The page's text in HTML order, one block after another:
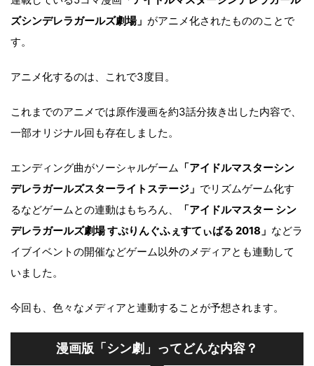
ズシンデレラガールズ劇場」 がアニメ化されたもののことで
す。
アニメ化するのは、これで3度目。
これまでのアニメでは原作漫画を約3話分抜き出した内容で、
一部オリジナル回も存在しました。
エンディング曲がソーシャルゲーム 「アイドルマスターシン
デレラガールズスターライトステージ」 でリズムゲーム化す
るなどゲームとの連動はもちろん、
「アイドルマスター シン
デレラガールズ劇場 すぷりんぐふぇすてぃばる 2018」 などラ
イブイベントの開催などゲーム以外のメディアとも連動して
いました。
今回も、色々なメディアと連動することが予想されます。
漫画版「シン劇」ってどんな内容？